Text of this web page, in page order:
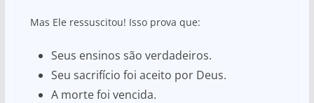
Mas Ele ressuscitou! Isso prova que:
Seus ensinos são verdadeiros.
Seu sacrifício foi aceito por Deus.
A morte foi vencida.